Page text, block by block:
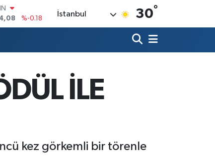
%0.18
%0.03
%-14
İstanbul 30°
İLE
kez görkemli bir törenle